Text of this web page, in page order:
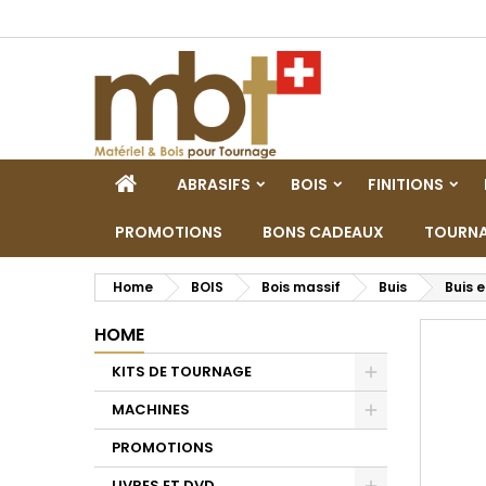
HOMEABRASIFS BOIS FINITIONS
PROMOTIONS BONS CADEAUX
Home BOIS Bois massif Buis Buis
HOME
KITS DE TOURNAGE
MACHINES
PROMOTIONS